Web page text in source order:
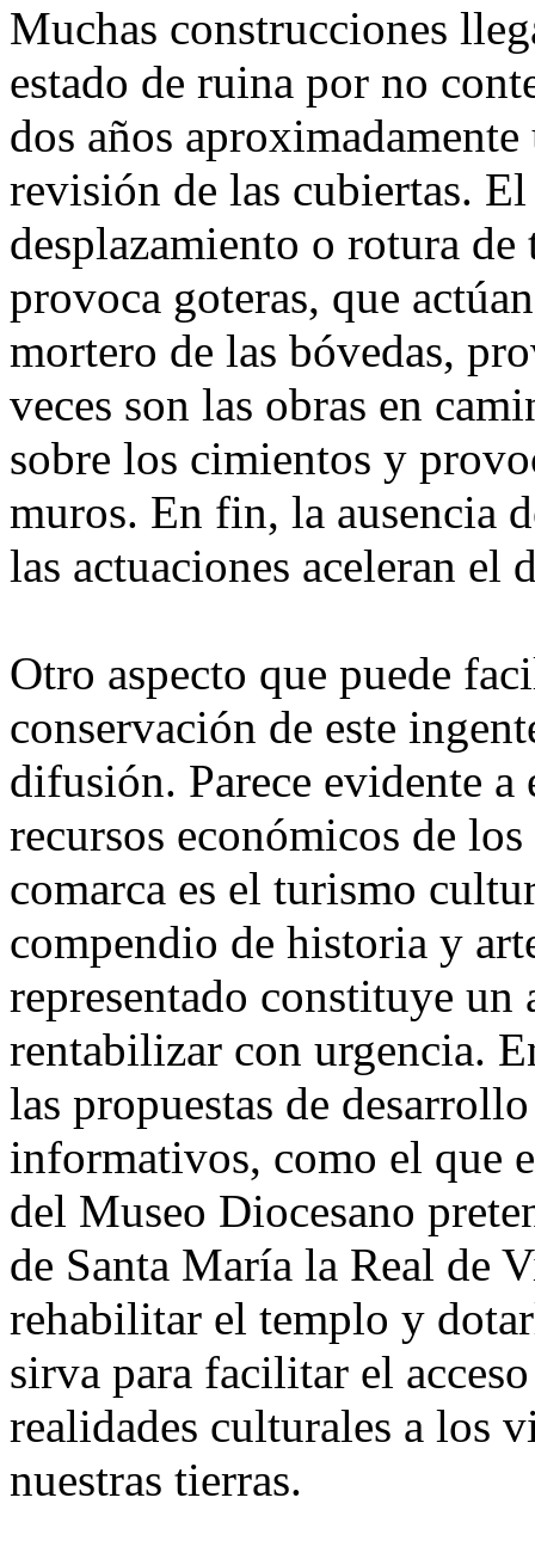
Muchas construcciones
estado de ruina por no
dos años aproximadamente
revisión de las cubiertas. El
desplazamiento o rotura de
provoca goteras, que
mortero de las bóvedas,
veces son las obras en
sobre los cimientos y
muros. En fin, la ausencia
las actuaciones aceleran el
Otro aspecto que puede
conservación de este
difusión. Parece evidente a
recursos económicos de
comarca es el turismo
compendio de historia y
representado constituye
rentabilizar con urgencia.
las propuestas de
informativos, como el que
del Museo Diocesano
de Santa María la Real de
rehabilitar el templo y
sirva para facilitar el
realidades culturales a los
nuestras tierras.